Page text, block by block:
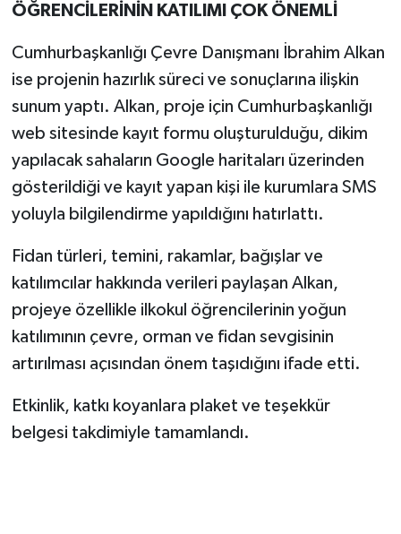
ÖĞRENCİLERİNİN KATILIMI ÇOK ÖNEMLİ
Cumhurbaşkanlığı Çevre Danışmanı İbrahim Alkan
ise projenin hazırlık süreci ve sonuçlarına ilişkin
sunum yaptı. Alkan, proje için Cumhurbaşkanlığı
web sitesinde kayıt formu oluşturulduğu, dikim
yapılacak sahaların Google haritaları üzerinden
gösterildiği ve kayıt yapan kişi ile kurumlara SMS
yoluyla bilgilendirme yapıldığını hatırlattı.
Fidan türleri, temini, rakamlar, bağışlar ve
katılımcılar hakkında verileri paylaşan Alkan,
projeye özellikle ilkokul öğrencilerinin yoğun
katılımının çevre, orman ve fidan sevgisinin
artırılması açısından önem taşıdığını ifade etti.
Etkinlik, katkı koyanlara plaket ve teşekkür
belgesi takdimiyle tamamlandı.